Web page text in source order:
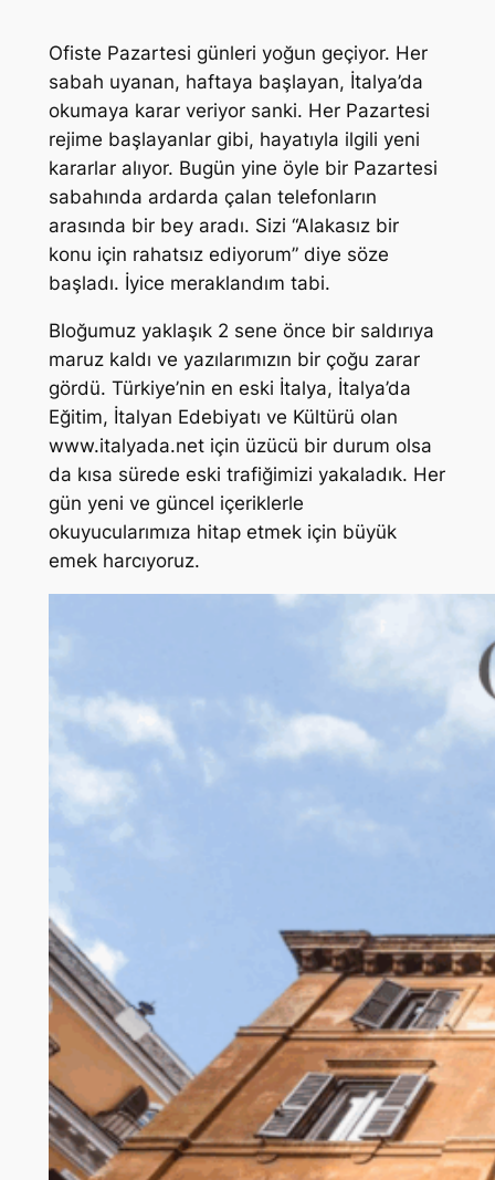
Ofiste Pazartesi günleri yoğun geçiyor. Her
sabah uyanan, haftaya başlayan, İtalya’da
okumaya karar veriyor sanki. Her Pazartesi
rejime başlayanlar gibi, hayatıyla ilgili yeni
kararlar alıyor. Bugün yine öyle bir Pazartesi
sabahında ardarda çalan telefonların
arasında bir bey aradı. Sizi “Alakasız bir
konu için rahatsız ediyorum” diye söze
başladı. İyice meraklandım tabi.
Bloğumuz yaklaşık 2 sene önce bir saldırıya
maruz kaldı ve yazılarımızın bir çoğu zarar
gördü. Türkiye’nin en eski İtalya, İtalya’da
Eğitim, İtalyan Edebiyatı ve Kültürü olan
www.italyada.net için üzücü bir durum olsa
da kısa sürede eski trafiğimizi yakaladık. Her
gün yeni ve güncel içeriklerle
okuyucularımıza hitap etmek için büyük
emek harcıyoruz.